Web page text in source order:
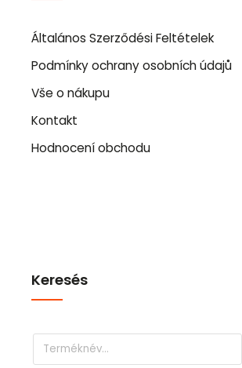
Általános Szerződési Feltételek
Podmínky ochrany osobních údajů
Vše o nákupu
Kontakt
Hodnocení obchodu
Keresés